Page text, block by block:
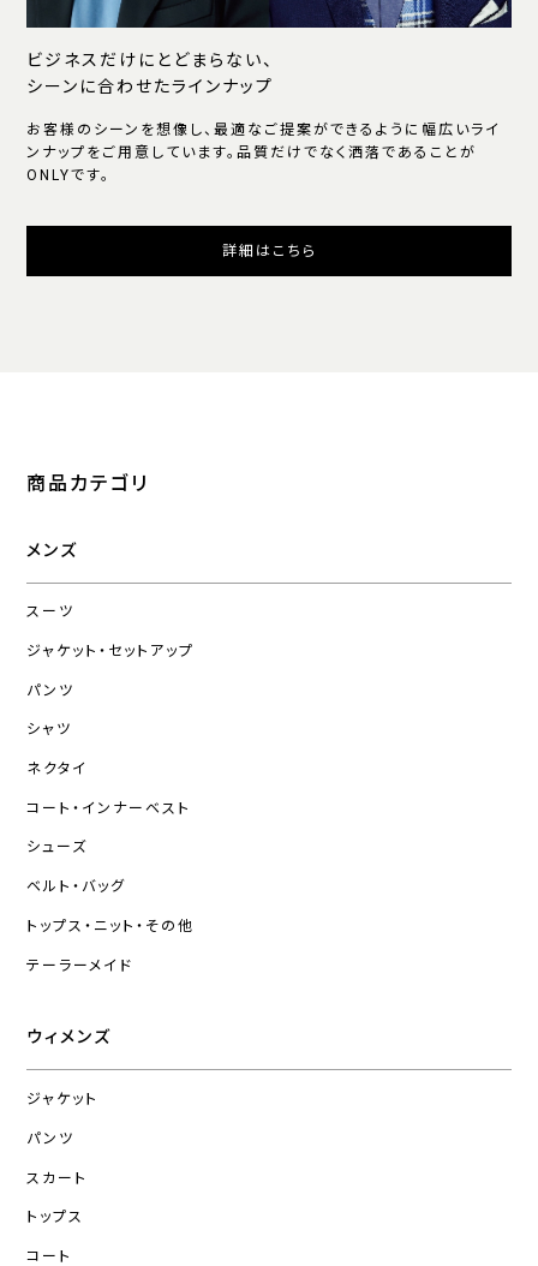
ビジネスだけにとどまらない、
シーンに合わせたラインナップ
お客様のシーンを想像し、最適なご提案ができるように幅広いライ
ンナップをご用意しています。品質だけでなく洒落であることが
ONLYです。
詳細はこちら
商品カテゴリ
メンズ
スーツ
ジャケット・セットアップ
パンツ
シャツ
ネクタイ
コート・インナーベスト
シューズ
ベルト・バッグ
トップス・ニット・その他
テーラーメイド
ウィメンズ
ジャケット
パンツ
スカート
トップス
コート